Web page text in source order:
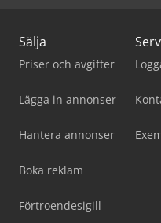
Sälja
Priser och avgifter
Lägga in annonser
Hantera annonser
Boka reklam
Förtroendesigill